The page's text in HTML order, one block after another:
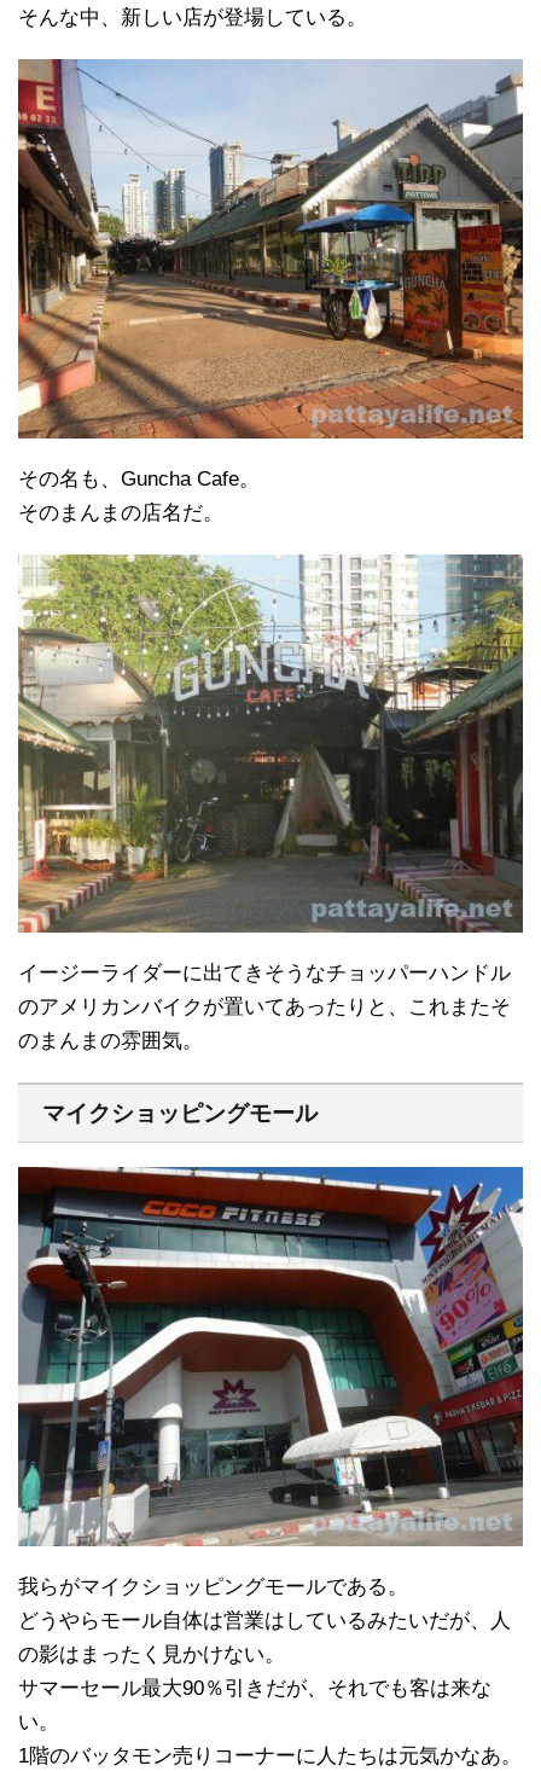
そんな中、新しい店が登場している。
その名も、Guncha Cafe。
そのまんまの店名だ。
イージーライダーに出てきそうなチョッパーハンドル
のアメリカンバイクが置いてあったりと、これまたそ
のまんまの雰囲気。
マイクショッピングモール
我らがマイクショッピングモールである。
どうやらモール自体は営業はしているみたいだが、人
の影はまったく見かけない。
サマーセール最大90％引きだが、それでも客は来な
い。
1階のバッタモン売りコーナーに人たちは元気かなあ。